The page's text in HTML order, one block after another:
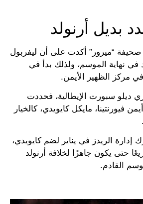
بديل أرنولد
صحيفة “ميرور” أكدت على أن ليفربول
في نهاية الموسم، ولذلك بدأ في
مركز الظهير الأيمن.
ديلو سبورت الإيطالية، فحددت
فيورنتينا، مايكل كايويدي، كالخيار
إدارة الريدز في يناير لضم كايويدي،
حتى يكون جاهزًا لخلافة أرنولد
القادم.